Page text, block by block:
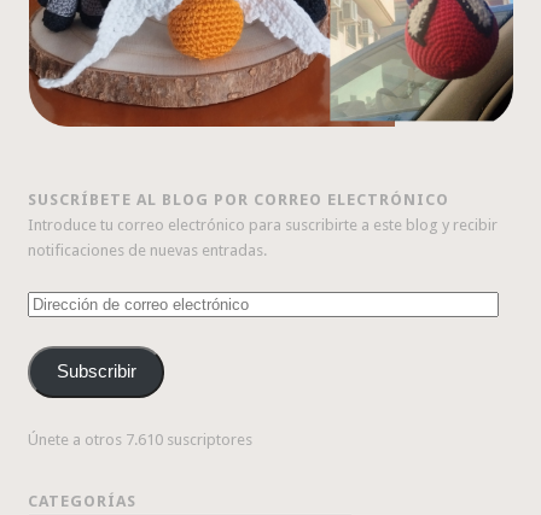
SUSCRÍBETE AL BLOG POR CORREO ELECTRÓNICO
Introduce tu correo electrónico para suscribirte a este blog y recibir
notificaciones de nuevas entradas.
Dirección
correo
electrónico
Subscribir
Únete a otros 7.610 suscriptores
CATEGORÍAS